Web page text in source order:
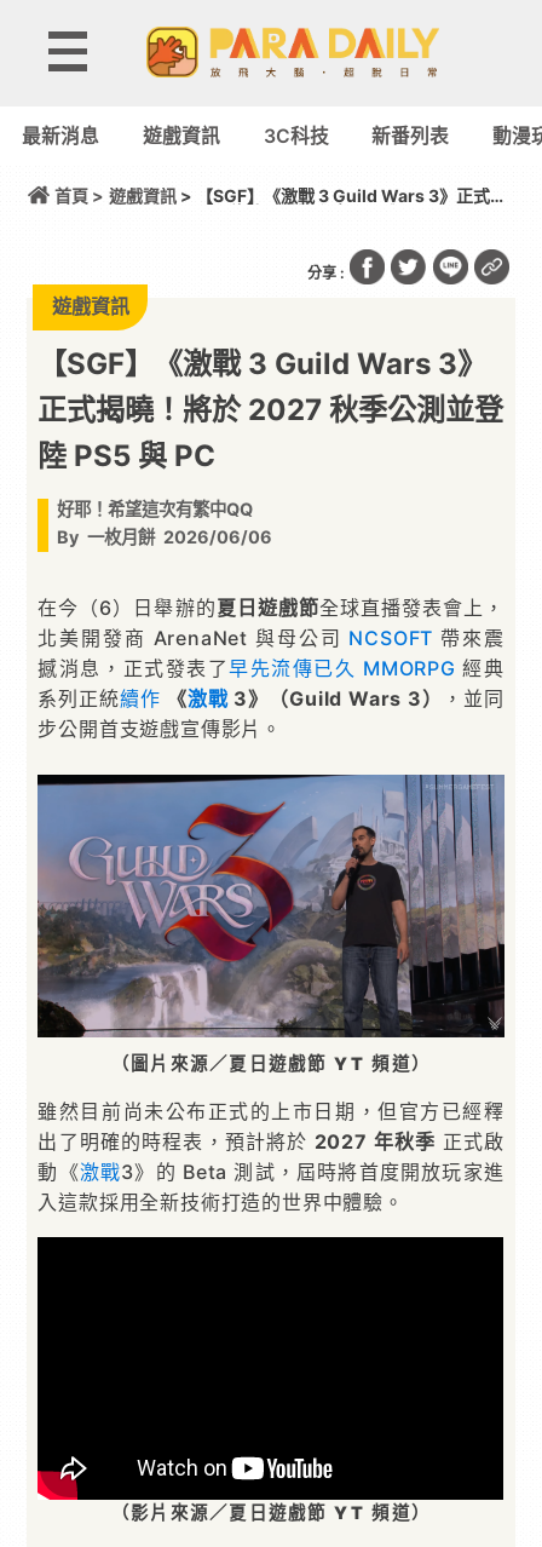
最新消息 遊戲資訊 3C科技 新番列表 動漫
首頁 > 遊戲資訊> 【SGF】《激戰 3 Guild Wars 3》正式揭
分享 :
遊戲資訊
【SGF】《激戰 3 Guild Wars 3》
正式揭曉！將於 2027 秋季公測並登
陸 PS5 與 PC
好耶！希望這次有繁中QQ
By 一枚月餅 2026/06/06
在今（6）日舉辦的夏日遊戲節全球直播發表會上，
北美開發商 ArenaNet 與母公司 NCSOFT 帶來震
撼消息，正式發表了早先流傳已久 MMORPG 經典
系列正統續作 《激戰3》（Guild Wars 3）
，並同
步公開首支遊戲宣傳影片。
（圖片來源／夏日遊戲節 YT 頻道）
雖然目前尚未公布正式的上市日期，但官方已經釋
出了明確的時程表，預計將於 2027 年秋季 正式啟
動《激戰3》的 Beta 測試，屆時將首度開放玩家進
入這款採用全新技術打造的世界中體驗。
（影片來源／夏日遊戲節 YT 頻道）